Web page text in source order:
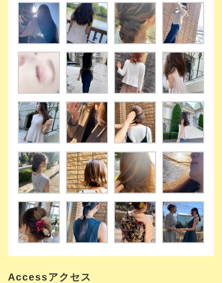
Accessアクセス